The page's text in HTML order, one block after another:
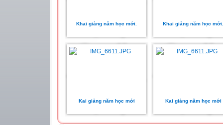
Khai giảng năm học mới. Khai giảng năm học mới.
Kai giảng năm học mới Kai giảng năm học mới